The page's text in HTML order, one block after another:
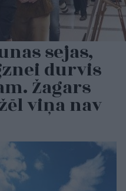
sejas,
durvis
Žagars
viņa nav